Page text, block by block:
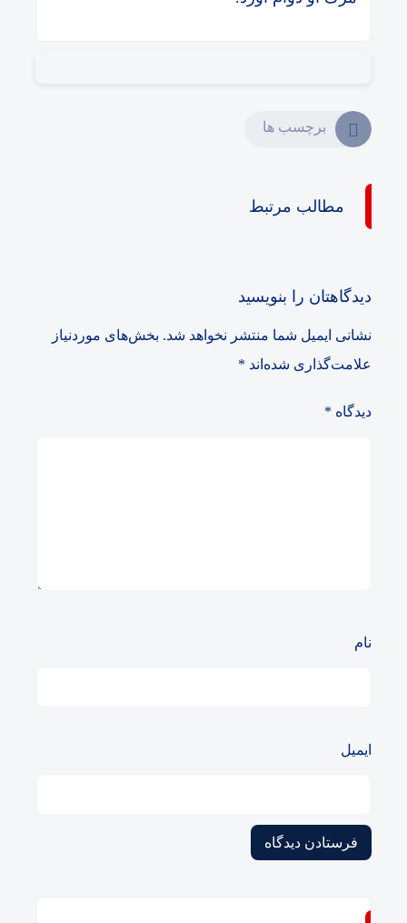
برچسب ها
مطالب مرتبط
دیدگاهتان را بنویسید
نشانی ایمیل شما منتشر نخواهد شد. بخش‌های موردنیاز
علامت‌گذاری شده‌اند *
دیدگاه *
نام
ایمیل